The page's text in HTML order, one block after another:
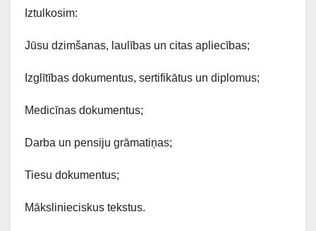
Iztulkosim:
Jūsu dzimšanas, laulības un citas apliecības;
Izglītības dokumentus, sertifikātus un diplomus;
Medicīnas dokumentus;
Darba un pensiju grāmatiņas;
Tiesu dokumentus;
Mākslinieciskus tekstus.